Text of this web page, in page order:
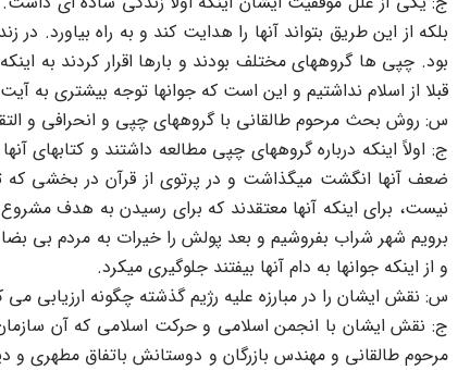
بلکه از این طریق بتواند آنها را هدایت کند و به راه
قبلا از اسلام نداشتیم و این است که جوانها توجه بیشتری به آیت
س: روش بحث مرحوم طالقانی با گروههای چپی و انحرافی و
ج: اولاً اینکه درباره گروههای چپی مطالعه داشتند و کتابهای
ضعف آنها انگشت میگذاشت و در پرتوی از قرآن در بخشی
نیست، برای اینکه آنها معتقدند که برای رسیدن به هدف
برویم شهر شراب بفروشیم و بعد پولش را خیرات به مردم بی
و از اینکه جوانها به دام آنها بیفتند جلوگیری میکرد.
س: نقش ایشان را در مبارزه علیه رژیم گذشته چگونه ارزیابی می
ج: نقش ایشان با انجمن اسلامی و حرکت اسلامی که آن سازمان
مرحوم طالقانی و مهندس بازرگان و دوستانش باتفاق مطهری و